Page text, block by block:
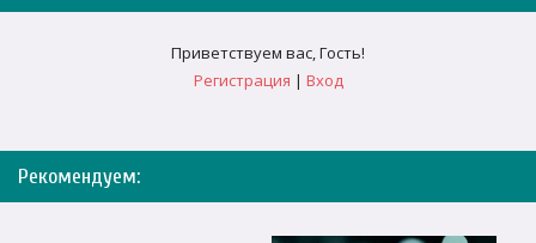
Приветствуем вас,Гость!
Регистрация | Вход
Рекомендуем: